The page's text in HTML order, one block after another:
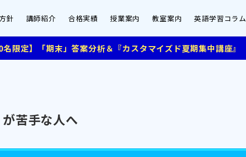
針 講師紹介 合格実績 授業案内 教室案内 英語学習コラム
名限定】「期末」答案分析＆『カスタマイズド夏期集中講座』
が苦手な人へ